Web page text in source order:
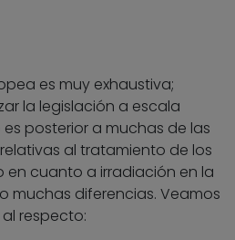
es muy exhaustiva;
la legislación a escala
posterior a muchas de las
al tratamiento de los
en cuanto a irradiación en la
muchas diferencias. Veamos
respecto: